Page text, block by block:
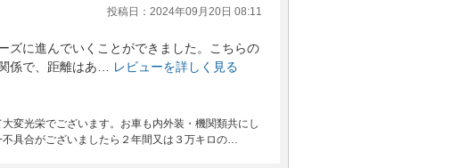
投稿日：2024年09月20日 08:11
ズに進んでいくことができました。こちらの
係で、距離はあ…
レビューを詳しく見る
変光栄でございます。お車も内外装・機関類共にし
具合がございましたら２年間又は３万キロの…